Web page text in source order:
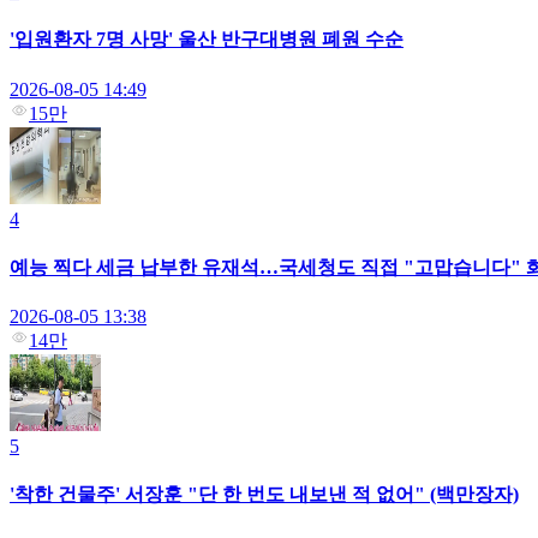
'입원환자 7명 사망' 울산 반구대병원 폐원 수순
2026-08-05 14:49
15만
4
예능 찍다 세금 납부한 유재석…국세청도 직접 "고맙습니다"
2026-08-05 13:38
14만
5
'착한 건물주' 서장훈 "단 한 번도 내보낸 적 없어" (백만장자)